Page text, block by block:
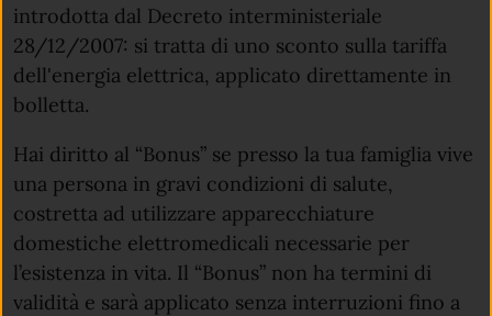
introdotta dal Decreto interministeriale
28/12/2007: si tratta di uno sconto sulla tariffa
dell'energia elettrica, applicato direttamente in
bolletta.
Hai diritto al “Bonus” se presso la tua famiglia vive
una persona in gravi condizioni di salute,
costretta ad utilizzare apparecchiature
domestiche elettromedicali necessarie per
l’esistenza in vita. Il “Bonus” non ha termini di
validità e sarà applicato senza interruzioni fino a